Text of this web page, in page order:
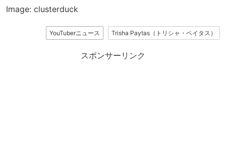
Image: clusterduck
YouTuberニュース Trisha Paytas（トリシャ・ペイタス）
スポンサーリンク